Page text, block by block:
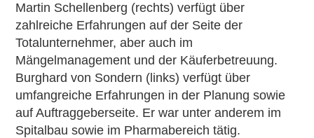
Martin Schellenberg (rechts) verfügt über
zahlreiche Erfahrungen auf der Seite der
Totalunternehmer, aber auch im
Mängelmanagement und der Käuferbetreuung.
Burghard von Sondern (links) verfügt über
umfangreiche Erfahrungen in der Planung sowie
auf Auftraggeberseite. Er war unter anderem im
Spitalbau sowie im Pharmabereich tätig.